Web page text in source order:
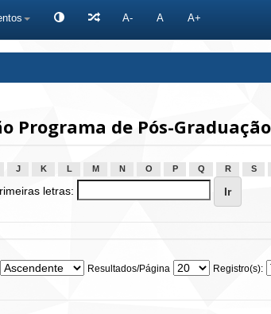
A- A A+
Programa de Pós-
J K L M N O P Q R S
letras:
Resultados/Página Registro(s):